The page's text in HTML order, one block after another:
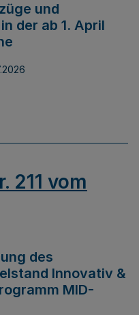
und
der ab 1. April
211 vom
des
Innovativ &
MID-